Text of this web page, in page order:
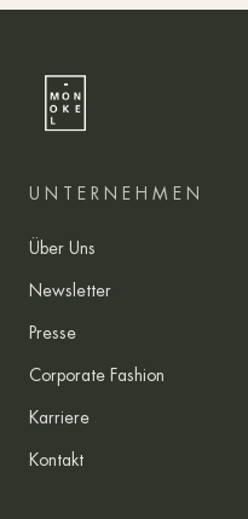
UNTERNEHMEN
Über Uns
Newsletter
Presse
Corporate Fashion
Karriere
Kontakt